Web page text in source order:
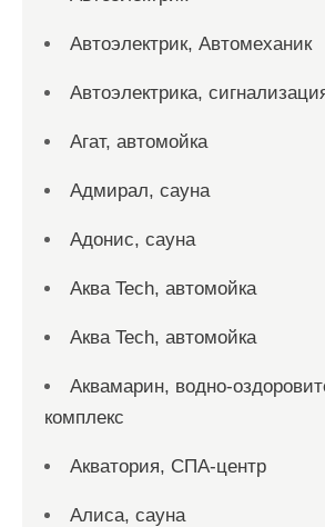
Автоэлектрик, Автомеханик
Автоэлектрика,
Агат, автомойка
Адмирал, сауна
Адонис, сауна
Аква Tech, автомойка
Аква Tech, автомойка
Аквамарин, водно-
комплекс
Акватория, СПА-центр
Алиса, сауна